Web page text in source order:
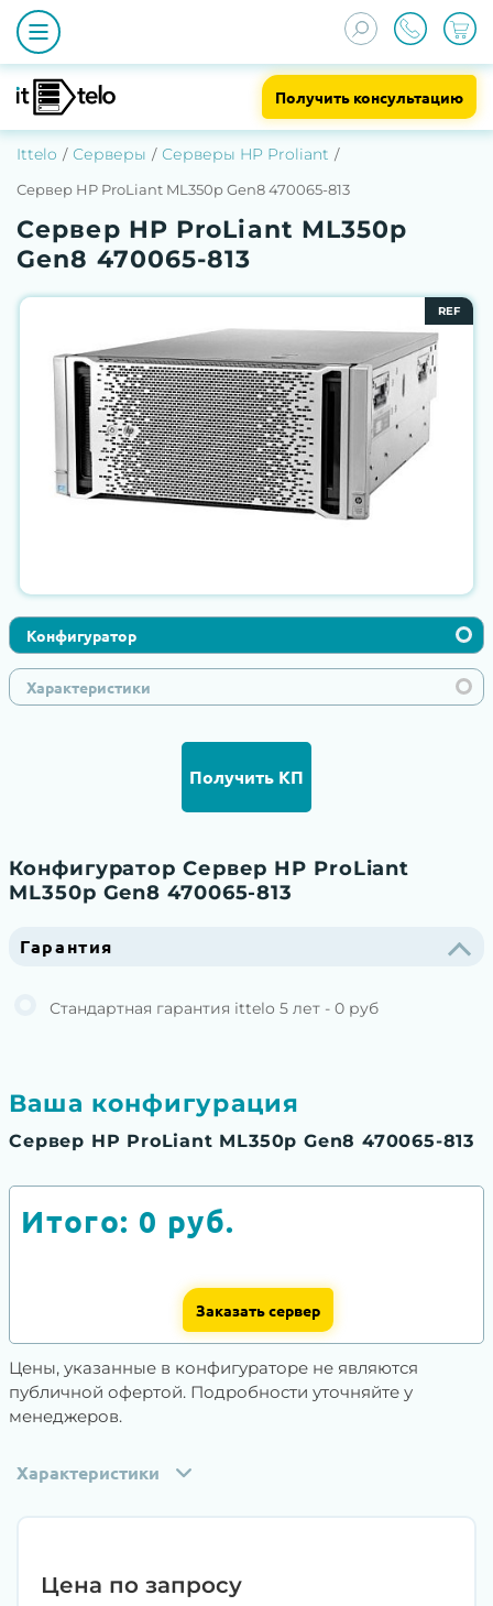
Получить консультацию
Ittelo Серверы Серверы HP Proliant
Сервер HP ProLiant ML350p Gen8 470065-813
Сервер HP ProLiant ML350p
Gen8 470065-813
REF
Конфигуратор
Характеристики
Получить КП
Конфигуратор Сервер HP ProLiant
ML350p Gen8 470065-813
Гарантия
Стандартная гарантия ittelo 5 лет - 0 руб
Ваша конфигурация
Сервер HP ProLiant ML350p Gen8 470065-813
Итого: 0 руб.
Заказать сервер
Цены, указанные в конфигураторе не являются
публичной офертой. Подробности уточняйте у
менеджеров.
Характеристики
Цена по запросу